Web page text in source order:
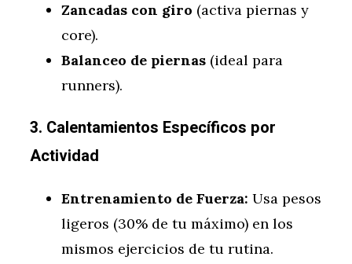
Zancadas con giro (activa piernas y
core).
Balanceo de piernas (ideal para
runners).
3. Calentamientos Específicos por
Actividad
Entrenamiento de Fuerza: Usa pesos
ligeros (30% de tu máximo) en los
mismos ejercicios de tu rutina.